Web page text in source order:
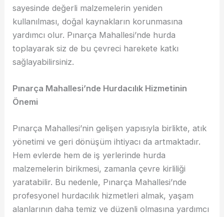
sayesinde değerli malzemelerin yeniden
kullanılması, doğal kaynakların korunmasına
yardımcı olur. Pınarça Mahallesi’nde hurda
toplayarak siz de bu çevreci harekete katkı
sağlayabilirsiniz.
Pınarça Mahallesi’nde Hurdacılık Hizmetinin
Önemi
Pınarça Mahallesi’nin gelişen yapısıyla birlikte, atık
yönetimi ve geri dönüşüm ihtiyacı da artmaktadır.
Hem evlerde hem de iş yerlerinde hurda
malzemelerin birikmesi, zamanla çevre kirliliği
yaratabilir. Bu nedenle, Pınarça Mahallesi’nde
profesyonel hurdacılık hizmetleri almak, yaşam
alanlarının daha temiz ve düzenli olmasına yardımcı